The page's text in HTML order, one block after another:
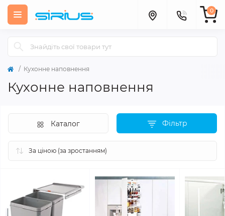
0
Кухонне наповнення
Кухонне наповнення
Каталог Фільтр